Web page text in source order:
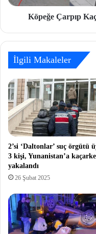
Köpeğe Çarpıp
İlgili Makaleler
2’si ‘Daltonlar’ suç örgütü
3 kişi, Yunanistan’a
yakalandı
26 Şubat 2025